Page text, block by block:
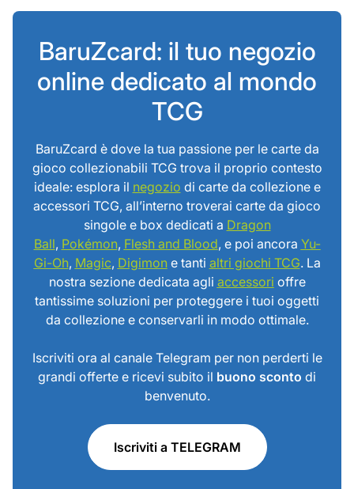
BaruZcard: il tuo negozio
online dedicato al mondo
TCG
BaruZcard è dove la tua passione per le carte da
gioco collezionabili TCG trova il proprio contesto
ideale: esplora il negozio di carte da collezione e
accessori TCG, all’interno troverai carte da gioco
singole e box dedicati a Dragon
Ball, Pokémon, Flesh and Blood, e poi ancora Yu-
Gi-Oh, Magic, Digimone tanti altri giochi TCG. La
nostra sezione dedicata agli accessori offre
tantissime soluzioni per proteggere i tuoi oggetti
da collezione e conservarli in modo ottimale.
Iscriviti ora al canale Telegram per non perderti le
grandi offerte e ricevi subito il buono sconto di
benvenuto.
Iscriviti a TELEGRAM